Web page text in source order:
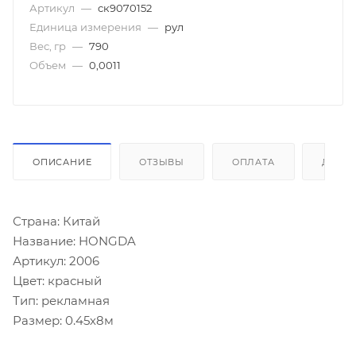
Артикул — ск9070152
Единица измерения — рул
Вес, гр — 790
Объем — 0,0011
ОПИСАНИЕ ОТЗЫВЫ ОПЛАТА
Страна: Китай
Название: HONGDA
Артикул: 2006
Цвет: красный
Тип: рекламная
Размер: 0.45х8м